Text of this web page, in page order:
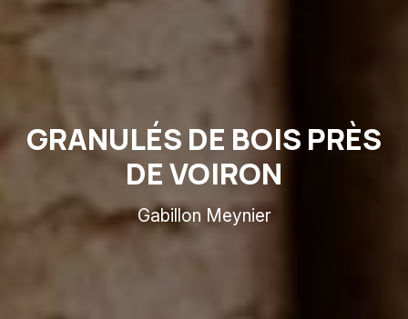
GRANULÉS DE BOIS PRÈS
DE VOIRON
Gabillon Meynier